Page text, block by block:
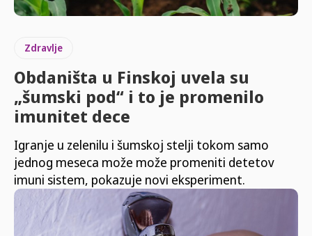
Zdravlje
Obdaništa u Finskoj uvela su
„šumski pod“ i to je promenilo
imunitet dece
Igranje u zelenilu i šumskoj stelji tokom samo
jednog meseca može može promeniti detetov
imuni sistem, pokazuje novi eksperiment.